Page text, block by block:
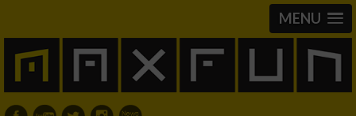
MENU